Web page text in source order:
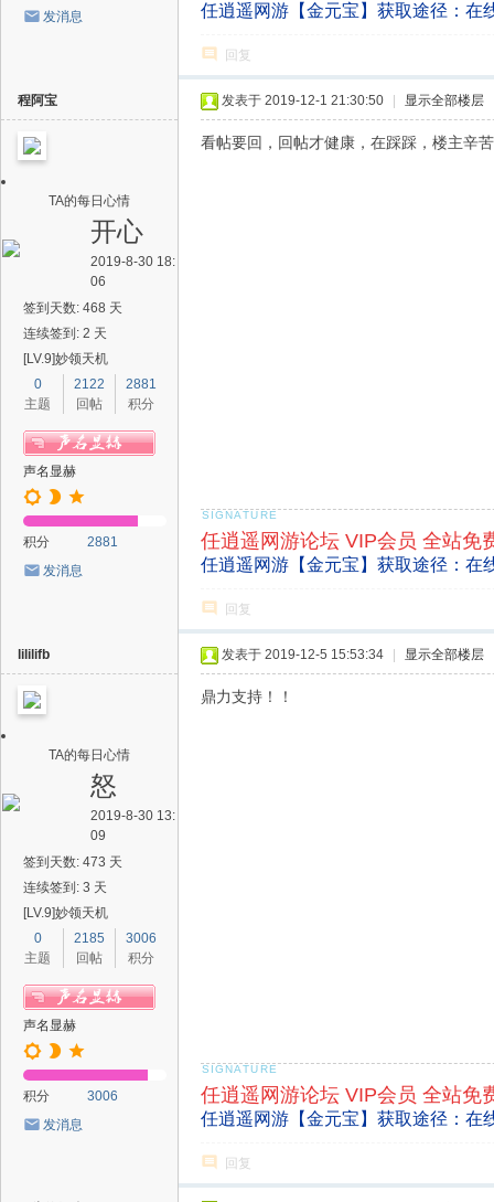
发消息
任逍遥网游【金元宝】获取途径：在
回复
程阿宝
TA的每日心情
开心
2019-8-30 18:
06
签到天数: 468 天
连续签到: 2 天
[LV.9]妙领天机
0
主题
2122
回帖
2881
积分
声名显赫
积分
2881
发消息
发表于 2019-12-1 21:30:50 显示全部楼层
看帖要回，回帖才健康，在踩踩，楼主辛
任逍遥网游论坛 VIP会员 全站免
任逍遥网游【金元宝】获取途径：在
回复
lililifb
TA的每日心情
怒
2019-8-30 13:
09
签到天数: 473 天
连续签到: 3 天
[LV.9]妙领天机
0
主题
2185
回帖
3006
积分
声名显赫
积分
3006
发消息
发表于 2019-12-5 15:53:34 显示全部楼层
鼎力支持！！
任逍遥网游论坛 VIP会员 全站免
任逍遥网游【金元宝】获取途径：在
回复